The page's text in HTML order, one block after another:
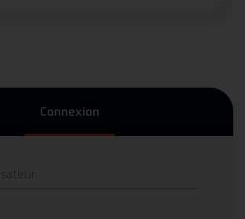
Connexion